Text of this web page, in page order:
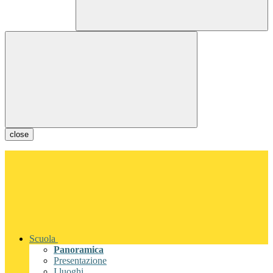
close
Scuola
Panoramica
Presentazione